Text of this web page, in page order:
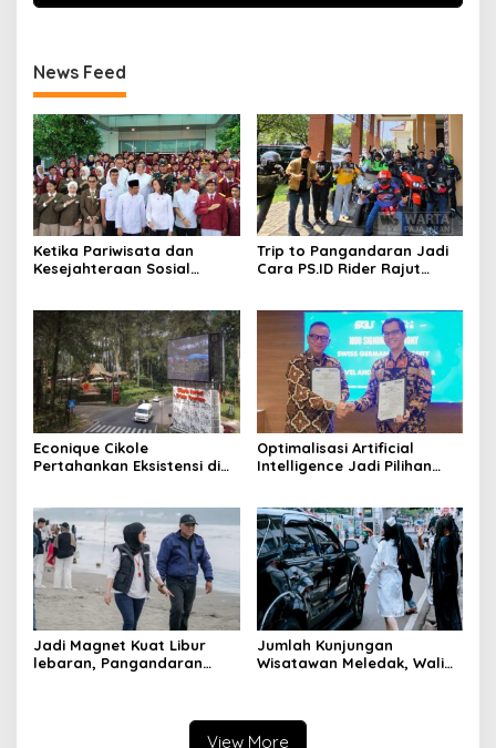
News Feed
Ketika Pariwisata dan
Kesejahteraan Sosial
Melalui Sekolah Rakyat
Trip to Pangandaran Jadi
Cara PS.ID Rider Rajut
Econique Cikole
Pertahankan Eksistensi di
Optimalisasi Artificial
Intelligence Jadi Pilihan
Jadi Magnet Kuat Libur
lebaran, Pangandaran
Jumlah Kunjungan
Wisatawan Meledak, Wali
View More